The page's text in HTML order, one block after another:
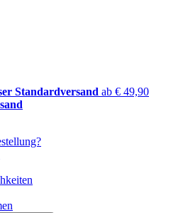
Standardversand ab € 49,90